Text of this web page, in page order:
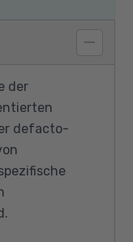
der
defacto-